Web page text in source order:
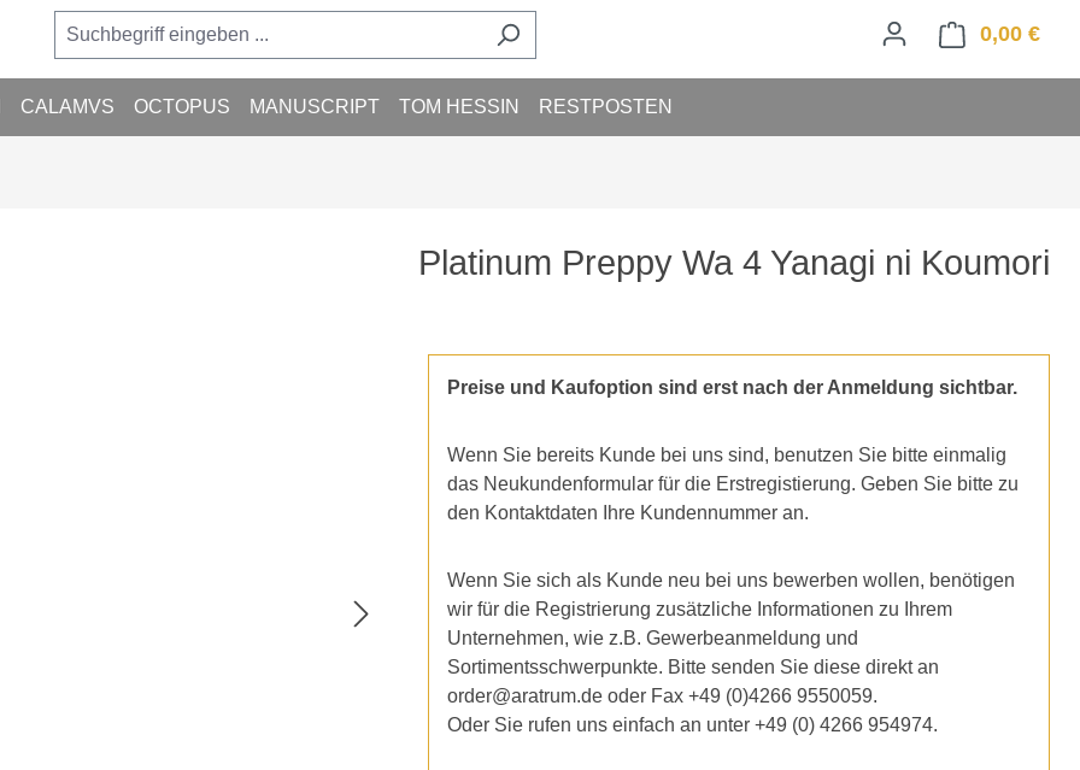
0,00 €
CALAMVS OCTOPUS MANUSCRIPT TOM HESSIN RESTPOSTEN
Platinum Preppy Wa 4 Yanagi ni Koumori
Preise und Kaufoption sind erst nach der Anmeldung sichtbar.
Wenn Sie bereits Kunde bei uns sind, benutzen Sie bitte einmalig
das Neukundenformular für die Erstregistierung. Geben Sie bitte zu
den Kontaktdaten Ihre Kundennummer an.
Wenn Sie sich als Kunde neu bei uns bewerben wollen, benötigen
wir für die Registrierung zusätzliche Informationen zu Ihrem
Unternehmen, wie z.B. Gewerbeanmeldung und
Sortimentsschwerpunkte. Bitte senden Sie diese direkt an
order@aratrum.de oder Fax +49 (0)4266 9550059.
Oder Sie rufen uns einfach an unter +49 (0) 4266 954974.